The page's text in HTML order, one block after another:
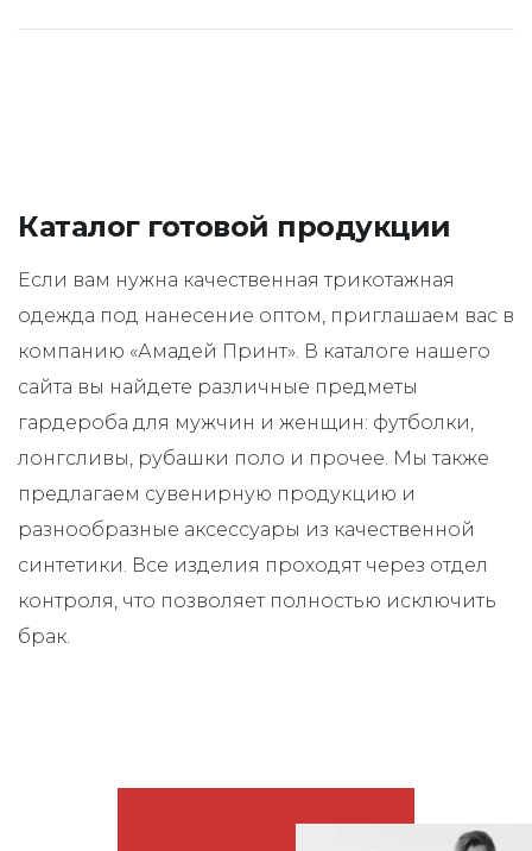
Каталог готовой продукции
Если вам нужна качественная трикотажная
одежда под нанесение оптом, приглашаем вас в
компанию «Амадей Принт». В каталоге нашего
сайта вы найдете различные предметы
гардероба для мужчин и женщин: футболки,
лонгсливы, рубашки поло и прочее. Мы также
предлагаем сувенирную продукцию и
разнообразные аксессуары из качественной
синтетики. Все изделия проходят через отдел
контроля, что позволяет полностью исключить
брак.